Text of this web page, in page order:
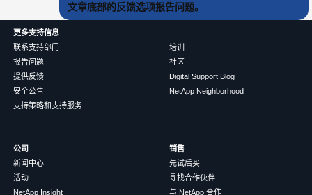
文章底部的反馈选项报告问题。
更多支持信息
联系支持部门
报告问题
提供反馈
安全公告
支持策略和支持服务
培训
社区
Digital Support Blog
NetApp Neighborhood
公司
新闻中心
活动
NetApp Insight
销售
先试后买
寻找合作伙伴
与 NetApp 合作